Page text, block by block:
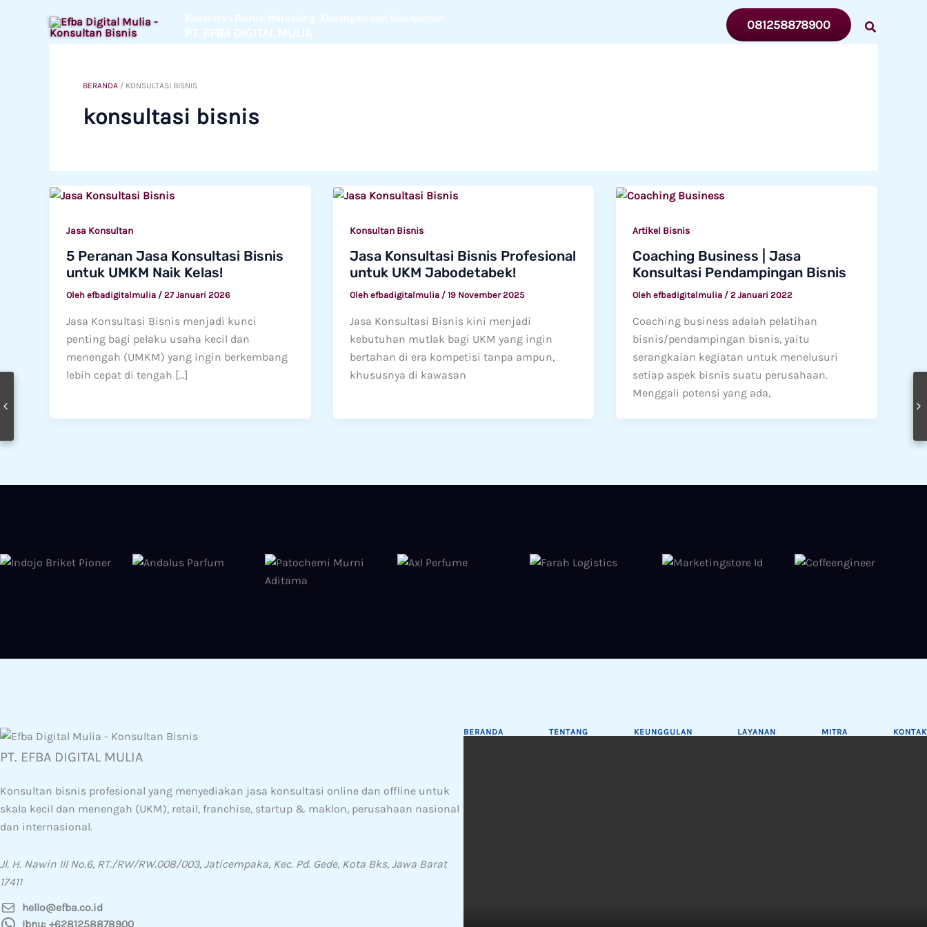
Konsultan Bisnis, Marketing, Keuangan dan Manajemen
PT. EFBA DIGITAL MULIA
081258878900
BERANDA / KONSULTASI BISNIS
konsultasi bisnis
Jasa Konsultan
5 Peranan Jasa Konsultasi Bisnis
untuk UMKM Naik Kelas!
Oleh efbadigitalmulia / 27 Januari 2026
Jasa Konsultasi Bisnis menjadi kunci
penting bagi pelaku usaha kecil dan
menengah (UMKM) yang ingin berkembang
lebih cepat di tengah […]
Konsultan Bisnis
Jasa Konsultasi Bisnis Profesional
untuk UKM Jabodetabek!
Oleh efbadigitalmulia / 19 November 2025
Jasa Konsultasi Bisnis kini menjadi
kebutuhan mutlak bagi UKM yang ingin
bertahan di era kompetisi tanpa ampun,
khususnya di kawasan
Artikel Bisnis
Coaching Business | Jasa
Konsultasi Pendampingan Bisnis
Olehefbadigitalmulia /2 Januari 2022
Coaching business adalah pelatihan
bisnis/pendampingan bisnis, yaitu
serangkaian kegiatan untuk menelusuri
setiap aspek bisnis suatu perusahaan.
Menggali potensi yang ada,
PT. EFBA DIGITAL MULIA
Konsultan bisnis profesional yang menyediakan jasa konsultasi online dan offline untuk
skala kecil dan menengah (UKM), retail, franchise, startup & maklon, perusahaan nasional
dan internasional.
Jl. H. Nawin III No.6, RT./RW/RW.008/003, Jaticempaka, Kec. Pd. Gede, Kota Bks, Jawa Barat
17411
hello@efba.co.id
Ibnu: +6281258878900
BERANDA TENTANG KEUNGGULAN LAYANAN MITRA KONTAK